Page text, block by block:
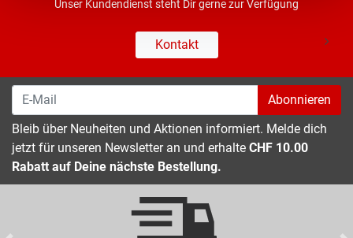
Unser Kundendienst steht Dir gerne zur Verfügung
Kontakt
Abonnieren
Bleib über Neuheiten und Aktionen informiert. Melde dich
jetzt für unseren Newsletter an und erhalte CHF 10.00
Rabatt auf Deine nächste Bestellung.